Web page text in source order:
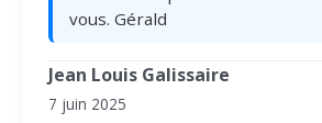
vous. Gérald
Jean Louis Galissaire
7 juin 2025